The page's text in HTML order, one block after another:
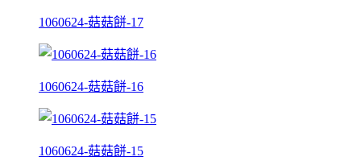
1060624-菇菇餅-17
1060624-菇菇餅-16
1060624-菇菇餅-15